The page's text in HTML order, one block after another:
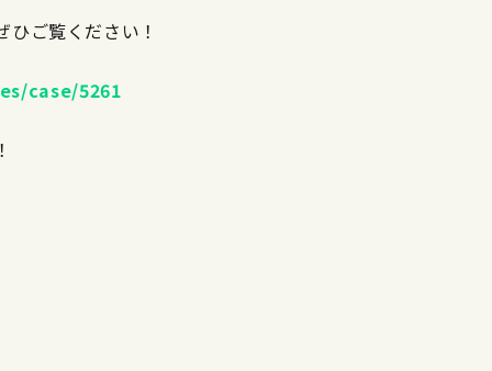
ご覧ください！
case/5261